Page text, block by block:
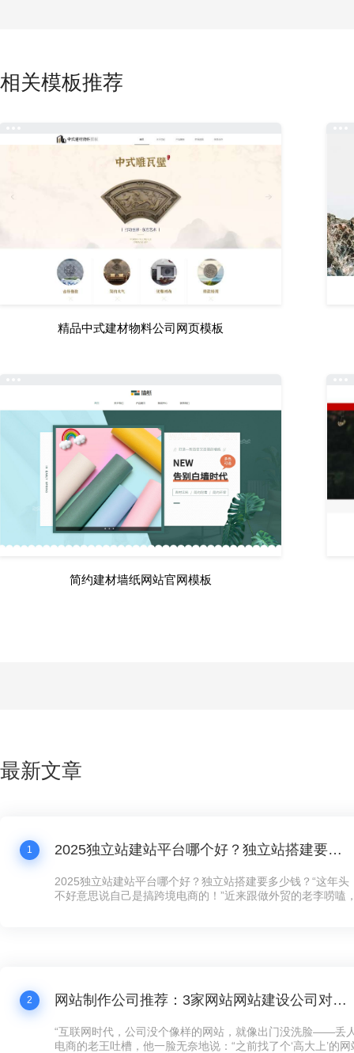
相关模板推荐
精品中式建材物料公司网页模板
简约建材墙纸网站官网模板
最新文章
1 2025独立站建站平台哪个好？独立站搭建要多少钱？
2025独立站建站平台哪个好？独立站搭建要多少钱？“这年头
不好意思说自己是搞跨境电商的！”近来跟做外贸的老李唠嗑
2 网站制作公司推荐：3家网站网站建设公司对比，公司网站制作需要多少钱？
“互联网时代，公司没个像样的网站，就像出门没洗脸——丢
电商的老王吐槽，他一脸无奈地说：“之前找了个‘高大上’的